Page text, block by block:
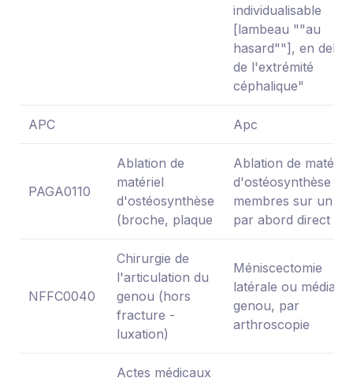
individualisable
[lambeau ""au
hasard""], en
de l'extrémité
céphalique"
APC Apc
PAGA0110
Ablation de
matériel
d'ostéosynthèse
(broche, plaque
Ablation de matériel
d'ostéosynthèse
membres sur un
par abord direct
NFFC0040
Chirurgie de
l'articulation du
genou (hors
fracture -
luxation)
Méniscectomie
latérale ou médiale
genou, par
arthroscopie
Actes médicaux